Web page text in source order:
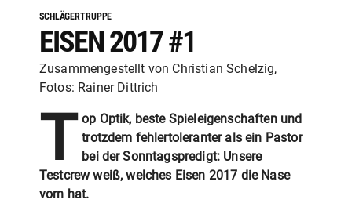
SCHLÄGERTRUPPE
EISEN 2017 #1
Zusammengestellt von Christian Schelzig,
Fotos: Rainer Dittrich
T op Optik, beste Spieleigenschaften und
trotzdem fehlertoleranter als ein Pastor
bei der Sonntagspredigt: Unsere
Testcrew weiß, welches Eisen 2017 die Nase
vorn hat.